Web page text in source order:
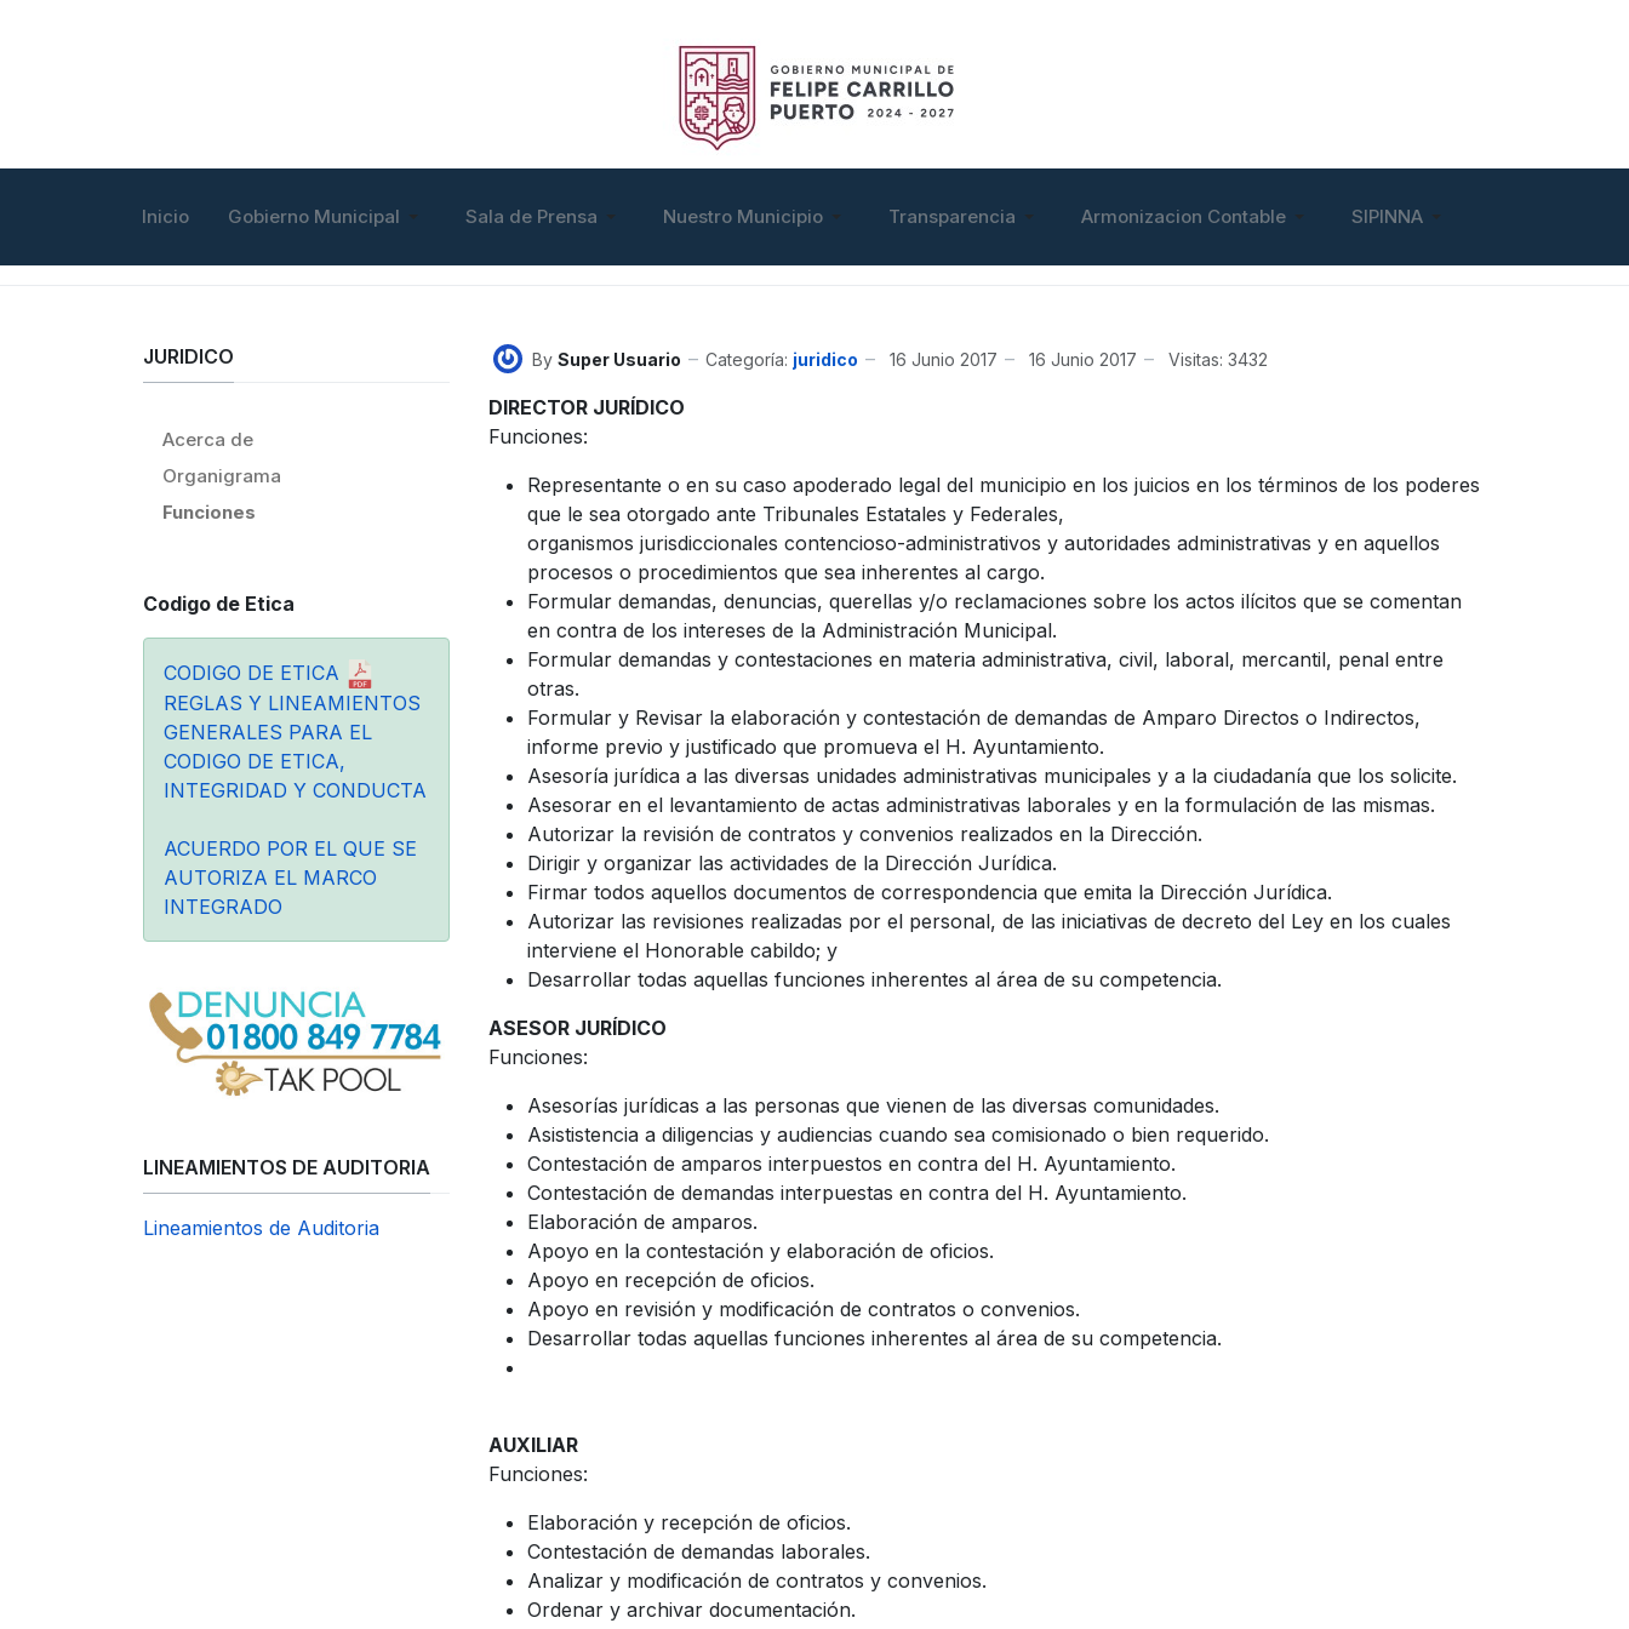
Inicio Gobierno Municipal Sala de Prensa Nuestro Municipio Transparencia Armonizacion Contable SIPINNA
By Super Usuario Categoría: juridico 16 Junio 2017 16 Junio 2017 Visitas: 3432
DIRECTOR JURÍDICO
Funciones:
Representante o en su caso apoderado legal del municipio en los juicios en los términos de los poderes
que le sea otorgado ante Tribunales Estatales y Federales,
organismos jurisdiccionales contencioso-administrativos y autoridades administrativas y en aquellos
procesos o procedimientos que sea inherentes al cargo.
Formular demandas, denuncias, querellas y/o reclamaciones sobre los actos ilícitos que se comentan
en contra de los intereses de la Administración Municipal.
Formular demandas y contestaciones en materia administrativa, civil, laboral, mercantil, penal entre
otras.
Formular y Revisar la elaboración y contestación de demandas de Amparo Directos o Indirectos,
informe previo y justificado que promueva el H. Ayuntamiento.
Asesoría jurídica a las diversas unidades administrativas municipales y a la ciudadanía que los solicite.
Asesorar en el levantamiento de actas administrativas laborales y en la formulación de las mismas.
Autorizar la revisión de contratos y convenios realizados en la Dirección.
Dirigir y organizar las actividades de la Dirección Jurídica.
Firmar todos aquellos documentos de correspondencia que emita la Dirección Jurídica.
Autorizar las revisiones realizadas por el personal, de las iniciativas de decreto del Ley en los cuales
interviene el Honorable cabildo; y
Desarrollar todas aquellas funciones inherentes al área de su competencia.
ASESOR JURÍDICO
Funciones:
Asesorías jurídicas a las personas que vienen de las diversas comunidades.
Asististencia a diligencias y audiencias cuando sea comisionado o bien requerido.
Contestación de amparos interpuestos en contra del H. Ayuntamiento.
Contestación de demandas interpuestas en contra del H. Ayuntamiento.
Elaboración de amparos.
Apoyo en la contestación y elaboración de oficios.
Apoyo en recepción de oficios.
Apoyo en revisión y modificación de contratos o convenios.
Desarrollar todas aquellas funciones inherentes al área de su competencia.
AUXILIAR
Funciones:
Elaboración y recepción de oficios.
Contestación de demandas laborales.
Analizar y modificación de contratos y convenios.
Ordenar y archivar documentación.
JURIDICO
Acerca de
Organigrama
Funciones
Codigo de Etica
CODIGO DE ETICA
REGLAS Y LINEAMIENTOS
GENERALES PARA EL
CODIGO DE ETICA,
INTEGRIDAD Y CONDUCTA
ACUERDO POR EL QUE SE
AUTORIZA EL MARCO
INTEGRADO
LINEAMIENTOS DE AUDITORIA
Lineamientos de Auditoria